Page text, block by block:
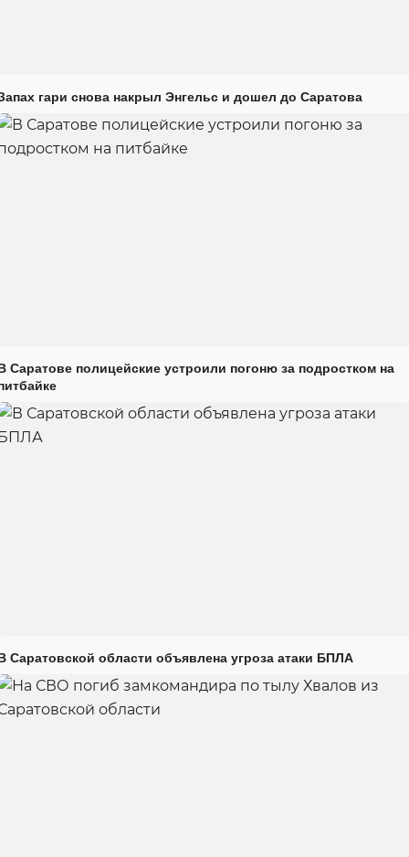
гари снова накрыл Энгельс и дошел до Саратова
Саратове полицейские устроили погоню за подростком на
Саратовской области объявлена угроза атаки БПЛА